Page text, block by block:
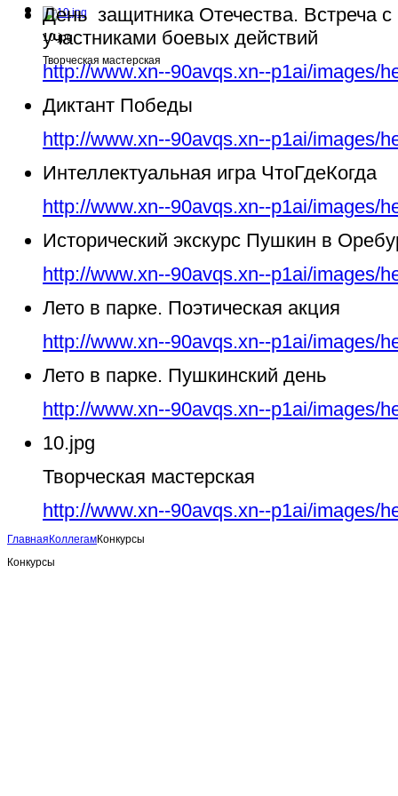
10.jpg
Творческая мастерская
День защитника Отечества. Встреча
участниками боевых действий
http://www.xn--90avqs.xn--p1ai/images/
Диктант Победы
http://www.xn--90avqs.xn--p1ai/images/
Интеллектуальная игра ЧтоГдеКогда
http://www.xn--90avqs.xn--p1ai/images/
Исторический экскурс Пушкин в
http://www.xn--90avqs.xn--p1ai/images/
Лето в парке. Поэтическая акция
http://www.xn--90avqs.xn--p1ai/images/
Лето в парке. Пушкинский день
http://www.xn--90avqs.xn--p1ai/images/
10.jpg
Творческая мастерская
http://www.xn--90avqs.xn--p1ai/images/
Главная КоллегамКонкурсы
Конкурсы